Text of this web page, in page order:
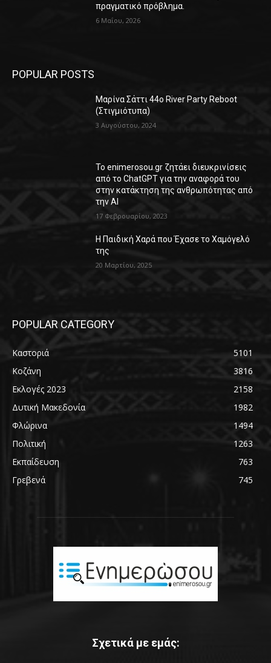
πραγματικό πρόβλημα.
6 Μαΐου, 2026
POPULAR POSTS
Μαρίνα Σάττι 44o River Party Reboot
(Στιγμιότυπα)
3 Αυγούστου, 2024
Το enimerosou.gr ζητάει διευκρινίσεις
από το ChatGPT για την αναφορά του
στην κατάκτηση της ανθρωπότητας από
την AI
17 Φεβρουαρίου, 2023
Η Παιδική Χαρά που Έχασε το Χαμόγελό
της
20 Μαρτίου, 2025
POPULAR CATEGORY
Καστοριά
5101
Κοζάνη
3816
Εκλογές 2023
2158
Δυτική Μακεδονία
1982
Φλώρινα
1494
Πολιτική
1263
Εκπαίδευση
763
Γρεβενά
745
Σχετικά με εμάς: